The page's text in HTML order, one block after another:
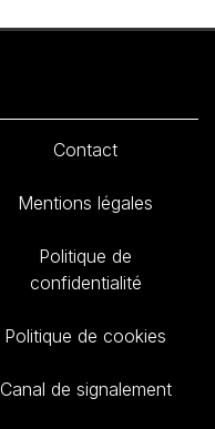
Contact
Mentions légales
Politique de
confidentialité
Politique de cookies
Canal de signalement